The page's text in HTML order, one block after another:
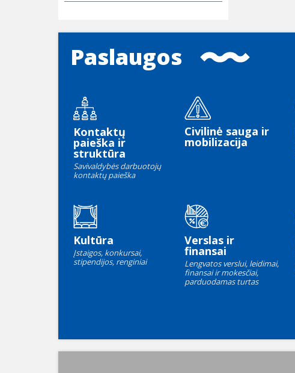
Paslaugos
Kontaktų
paieška ir
struktūra
Savivaldybės darbuotojų
kontaktų paieška
Civilinė sauga ir
mobilizacija
Kultūra
Įstaigos, konkursai,
stipendijos, renginiai
Verslas ir
finansai
Lengvatos verslui, leidimai,
finansai ir mokesčiai,
parduodamas turtas